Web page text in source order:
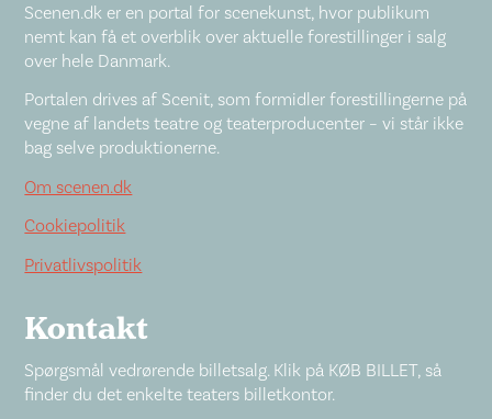
Scenen.dk er en portal for scenekunst, hvor publikum
nemt kan få et overblik over aktuelle forestillinger i salg
over hele Danmark.
Portalen drives af Scenit, som formidler forestillingerne på
vegne af landets teatre og teaterproducenter – vi står ikke
bag selve produktionerne.
Om scenen.dk
Cookiepolitik
Privatlivspolitik
Kontakt
Spørgsmål vedrørende billetsalg. Klik på KØB BILLET, så
finder du det enkelte teaters billetkontor.